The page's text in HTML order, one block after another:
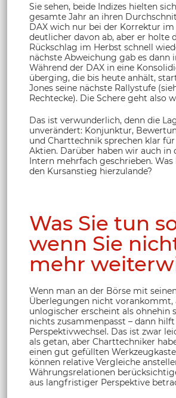
Sie sehen, beide Indizes hielten
gesamte Jahr an ihren
DAX wich nur bei der Korrektur
deutlicher davon ab, aber er holte
Rückschlag im Herbst schnell
nächste Abweichung gab es dann
Während der DAX in eine
überging, die bis heute anhält,
Jones seine nächste Rallystufe
Rechtecke). Die Schere geht also
Das ist verwunderlich, denn die
unverändert: Konjunktur,
und Charttechnik sprechen klar
Aktien. Darüber haben wir auch in
Intern mehrfach geschrieben.
den Kursanstieg hierzulande?
Was Sie tun
wenn Sie
mehr
Wenn man an der Börse mit
Überlegungen nicht vorankommt,
unlogischer erscheint als ohnehin
nichts zusammenpasst – dann
Perspektivwechsel. Das ist zwar
als getan, aber Charttechniker
einen gut gefüllten
können relative Vergleiche
Währungsrelationen
aus langfristiger Perspektive